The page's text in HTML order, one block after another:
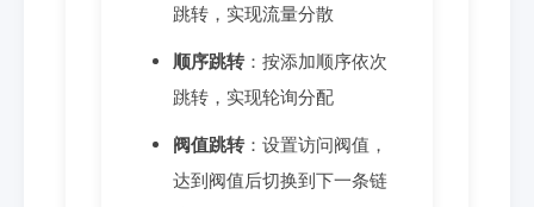
跳转，实现流量分散
顺序跳转：按添加顺序依次
跳转，实现轮询分配
阀值跳转：设置访问阀值，
达到阀值后切换到下一条链